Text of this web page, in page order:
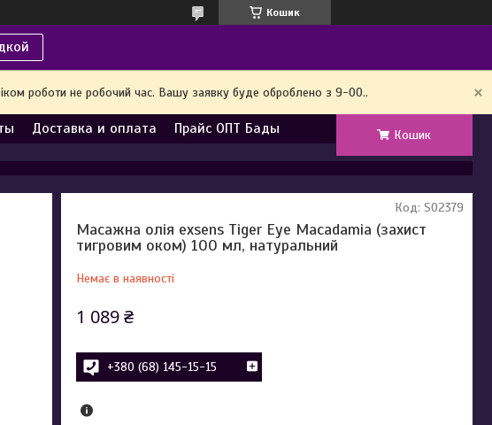
Кошик
роботи не робочий час. Вашу заявку буде оброблено з 9-00..
Доставка и оплата Прайс ОПТ Бады Кошик
Масажна олія exsens Tiger Eye Macadamia (захист
тигровим оком) 100 мл, натуральний
Немає в наявності
Код: SO2379
1 089 ₴
+380 (68) 145-15-15